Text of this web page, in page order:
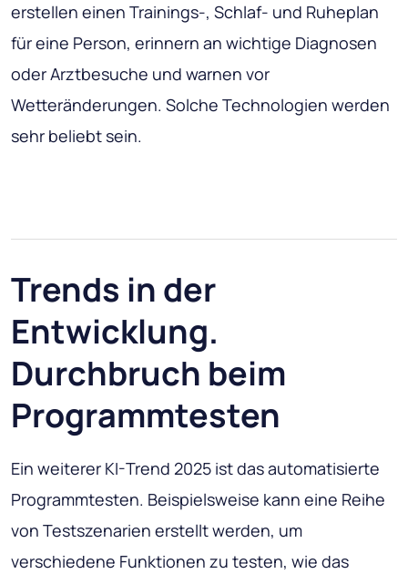
erstellen einen Trainings-, Schlaf- und Ruheplan
für eine Person, erinnern an wichtige Diagnosen
oder Arztbesuche und warnen vor
Wetteränderungen. Solche Technologien werden
sehr beliebt sein.
Trends in der
Entwicklung.
Durchbruch beim
Programmtesten
Ein weiterer KI-Trend 2025 ist das automatisierte
Programmtesten. Beispielsweise kann eine Reihe
von Testszenarien erstellt werden, um
verschiedene Funktionen zu testen, wie das